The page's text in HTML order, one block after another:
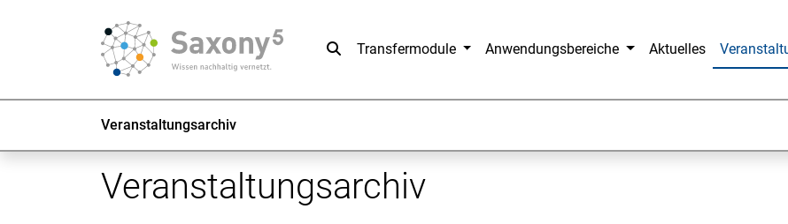
SucheTransfermodule Anwendungsbereiche Aktuelles
Veranstaltungsarchiv
Veranstaltungsarchiv